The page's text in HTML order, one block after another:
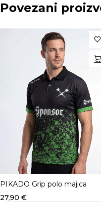
Povezani
PIKADO Grip polo majica
27,90 €